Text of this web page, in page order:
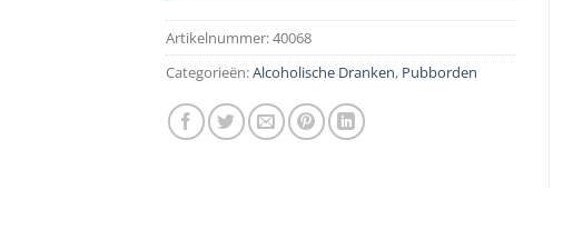
Artikelnummer:40068
Categorieën:Alcoholische Dranken, Pubborden